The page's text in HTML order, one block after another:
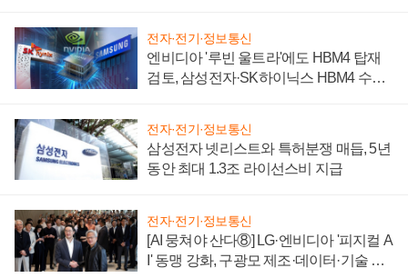
전자·전기·정보통신
엔비디아 '루빈 울트라'에도 HBM4 탑재
검토, 삼성전자·SK하이닉스 HBM4 수율
전자·전기·정보통신
삼성전자 넷리스트와 특허분쟁 매듭, 5년
동안 최대 1.3조 라이선스비 지급
전자·전기·정보통신
[AI 뭉쳐야 산다⑧] LG·엔비디아 '피지컬 A
I' 동맹 강화, 구광모 제조·데이터·기술 결